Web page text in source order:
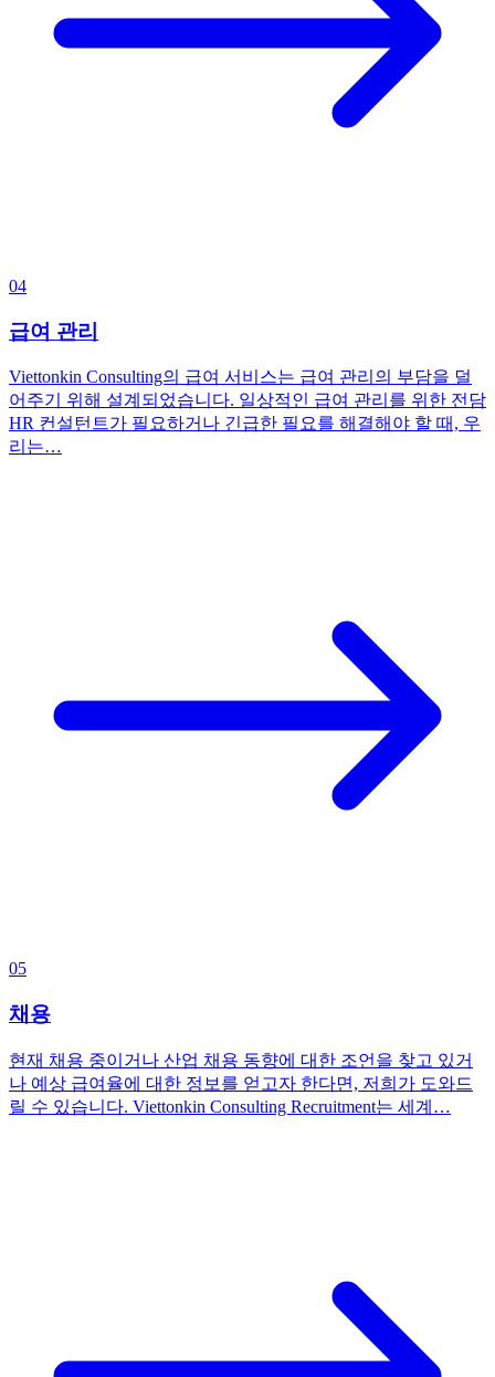
04
급여 관리
Viettonkin Consulting의 급여 서비스는 급여 관리의 부담을 덜
어주기 위해 설계되었습니다. 일상적인 급여 관리를 위한 전담
HR 컨설턴트가 필요하거나 긴급한 필요를 해결해야 할 때, 우
리는…
05
채용
현재 채용 중이거나 산업 채용 동향에 대한 조언을 찾고 있거
나 예상 급여율에 대한 정보를 얻고자 한다면, 저희가 도와드
릴 수 있습니다. Viettonkin Consulting Recruitment는 세계…